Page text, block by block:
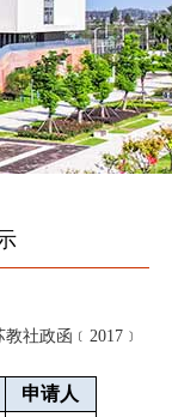
社政函﹝ 2017﹞
申请人